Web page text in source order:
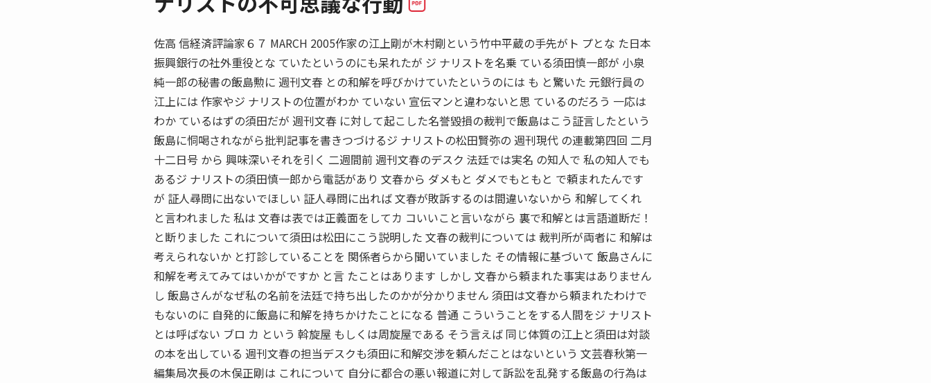
佐高 信経済評論家６７ MARCH 2005作家の江上剛が木村剛という竹中平蔵の手先がト プとな た日本
振興銀行の社外重役とな ていたというのにも呆れたが ジ ナリストを名乗 ている須田慎一郎が 小泉
純一郎の秘書の飯島勲に 週刊文春 との和解を呼びかけていたというのには も と驚いた 元銀行員の
江上には 作家やジ ナリストの位置がわか ていない 宣伝マンと違わないと思 ているのだろう 一応は
わか ているはずの須田だが 週刊文春 に対して起こした名誉毀損の裁判で飯島はこう証言したという
飯島に恫喝されながら批判記事を書きつづけるジ ナリストの松田賢弥の 週刊現代 の連載第四回 二月
十二日号 から 興味深いそれを引く 二週間前 週刊文春のデスク 法廷では実名 の知人で 私の知人でも
あるジ ナリストの須田慎一郎から電話があり 文春から ダメもと ダメでもともと で頼まれたんです
が 証人尋問に出ないでほしい 証人尋問に出れば 文春が敗訴するのは間違いないから 和解してくれ
と言われました 私は 文春は表では正義面をしてカ コいいこと言いながら 裏で和解とは言語道断だ！
と断りました これについて須田は松田にこう説明した 文春の裁判については 裁判所が両者に 和解は
考えられないか と打診していることを 関係者らから聞いていました その情報に基づいて 飯島さんに
和解を考えてみてはいかがですか と言 たことはあります しかし 文春から頼まれた事実はありません
し 飯島さんがなぜ私の名前を法廷で持ち出したのかが分かりません 須田は文春から頼まれたわけで
もないのに 自発的に飯島に和解を持ちかけたことになる 普通 こういうことをする人間をジ ナリスト
とは呼ばない ブロ カ という 斡旋屋 もしくは周旋屋である そう言えば 同じ体質の江上と須田は対談
の本を出している 週刊文春の担当デスクも須田に和解交渉を頼んだことはないという 文芸春秋第一
編集局次長の木俣正剛は これについて 自分に都合の悪い報道に対して訴訟を乱発する飯島の行為は